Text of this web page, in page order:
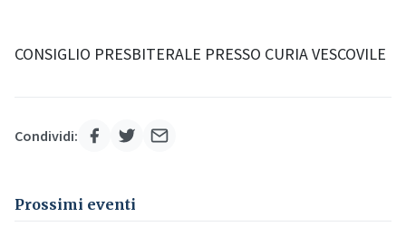
CONSIGLIO PRESBITERALE PRESSO CURIA VESCOVILE
Condividi:
Prossimi eventi